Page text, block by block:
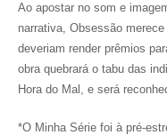
Ao apostar no som e
narrativa, Obsessão
deveriam render prêmios
obra quebrará o tabu das
Hora do Mal, e será
*O Minha Série foi à pré-